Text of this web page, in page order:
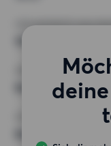
HÖCHSTMIETE
ANFORDERUNGEN
Balkon, Aufzug
SONSTIGE